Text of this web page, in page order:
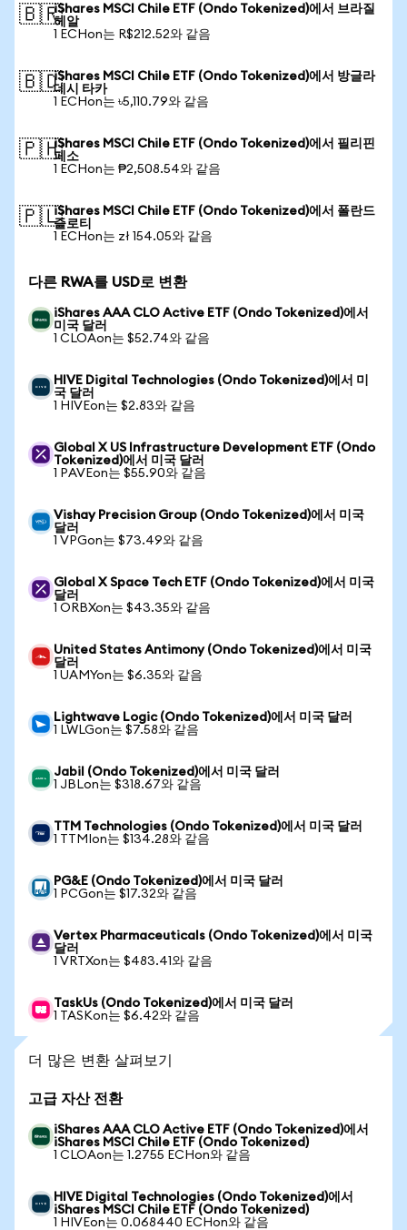
🇧🇷iShares MSCI Chile ETF (Ondo Tokenized)에서 브라질
헤알
1 ECHon는 R$212.52와 같음
🇧🇩iShares MSCI Chile ETF (Ondo Tokenized)에서 방글라
데시 타카
1 ECHon는 ৳5,110.79와 같음
🇵🇭iShares MSCI Chile ETF (Ondo Tokenized)에서 필리핀
페소
1 ECHon는 ₱2,508.54와 같음
🇵🇱iShares MSCI Chile ETF (Ondo Tokenized)에서 폴란드
즐로티
1 ECHon는 zł 154.05와 같음
다른 RWA를 USD로 변환
iShares AAA CLO Active ETF (Ondo Tokenized)에서
미국 달러
1 CLOAon는 $52.74와 같음
HIVE Digital Technologies (Ondo Tokenized)에서 미
국 달러
1 HIVEon는 $2.83와 같음
Global X US Infrastructure Development ETF (Ondo
Tokenized)에서 미국 달러
1 PAVEon는 $55.90와 같음
Vishay Precision Group (Ondo Tokenized)에서 미국
달러
1 VPGon는 $73.49와 같음
Global X Space Tech ETF (Ondo Tokenized)에서 미국
달러
1 ORBXon는 $43.35와 같음
United States Antimony (Ondo Tokenized)에서 미국
달러
1 UAMYon는 $6.35와 같음
Lightwave Logic (Ondo Tokenized)에서 미국 달러
1 LWLGon는 $7.58와 같음
Jabil (Ondo Tokenized)에서 미국 달러
1 JBLon는 $318.67와 같음
TTM Technologies (Ondo Tokenized)에서 미국 달러
1 TTMIon는 $134.28와 같음
PG&E (Ondo Tokenized)에서 미국 달러
1 PCGon는 $17.32와 같음
Vertex Pharmaceuticals (Ondo Tokenized)에서 미국
달러
1 VRTXon는 $483.41와 같음
TaskUs (Ondo Tokenized)에서 미국 달러
1 TASKon는 $6.42와 같음
더 많은 변환 살펴보기
고급 자산 전환
iShares AAA CLO Active ETF (Ondo Tokenized)에서
iShares MSCI Chile ETF (Ondo Tokenized)
1 CLOAon는 1.2755 ECHon와 같음
HIVE Digital Technologies (Ondo Tokenized)에서
iShares MSCI Chile ETF (Ondo Tokenized)
1 HIVEon는 0.068440 ECHon와 같음